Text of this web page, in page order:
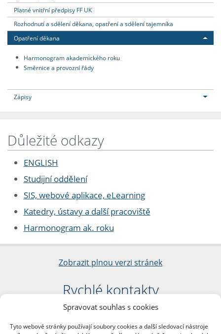
Spravovat souhlas s cookies
Tyto webové stránky používají soubory cookies a další sledovací nástroje
Platné vnitřní předpisy FF UK
Rozhodnutí a sdělení děkana, opatření a sdělení tajemníka
Opatření děkana
Harmonogram akademického roku
Směrnice a provozní řády
Zápisy
Důležité odkazy
ENGLISH
Studijní oddělení
SIS, webové aplikace, eLearning
Katedry, ústavy a další pracoviště
Harmonogram ak. roku
Zobrazit plnou verzi stránek
Rychlé kontakty
Filozofická fakulta
nám. Jana Palacha 1/2